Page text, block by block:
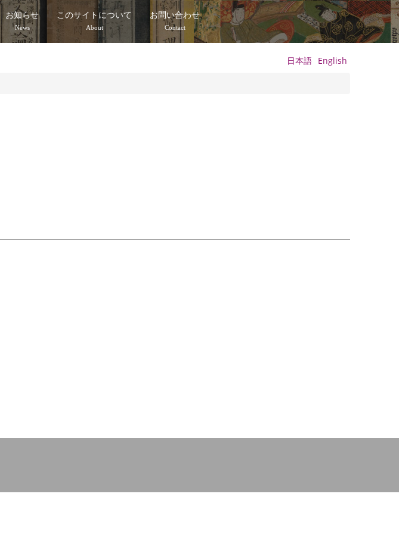
お知らせ
News
このサイトについて
About
お問い合わせ
Contact
日本語 English